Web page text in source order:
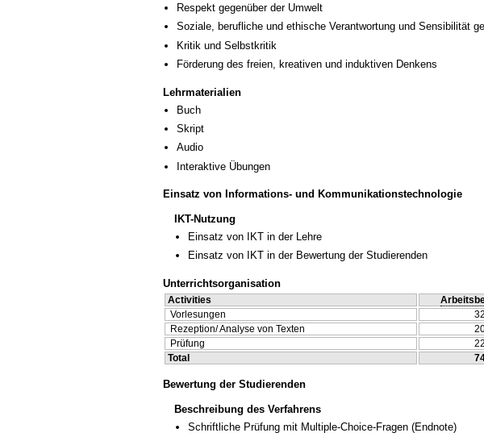
Respekt gegenüber der Umwelt
Soziale, berufliche und ethische Verantwortung und Sensibilität
Kritik und Selbstkritik
Förderung des freien, kreativen und induktiven Denkens
Lehrmaterialien
Buch
Skript
Audio
Interaktive Übungen
Einsatz von Informations- und Kommunikationstechnologie
IKT-Nutzung
Einsatz von IKT in der Lehre
Einsatz von IKT in der Bewertung der Studierenden
Unterrichtsorganisation
Activities
Vorlesungen
32
Rezeption/ Analyse von Texten
Prüfung
22
Total
Bewertung der Studierenden
Beschreibung des Verfahrens
Schriftliche Prüfung mit Multiple-Choice-Fragen (Endnote)